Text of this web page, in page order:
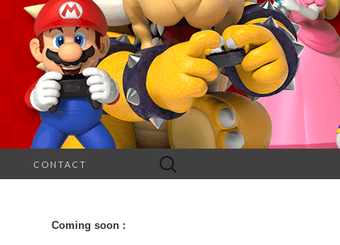
CONTACT Rechercher :
Coming soon :